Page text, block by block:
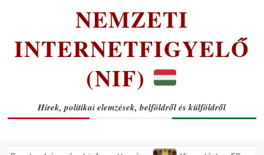
NEMZETI
INTERNETFIGYELŐ
(NIF)
Hírek, politikai elemzések, belföldről és külföldről